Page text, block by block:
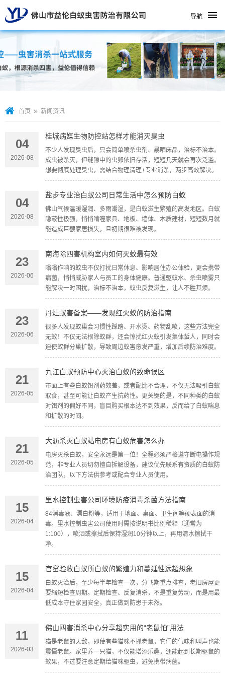
导航
首页 » 新闻资讯
04
2026-08
桂城病媒生物防控站怎样才能消灭臭虫
不少人发现臭虫后，只会简单喷杀虫剂、暴晒床品，治标不治本。
成虫被杀灭，但缝隙中的虫卵依旧存活，短短几天就会再次泛滥。
想要彻底处理臭虫，需结合物理清理+专业消杀，两步高效解决。
04
2026-08
盐步专业治白蚁公司日常生活中怎么预防白蚁
佛山气候温暖湿润、多雨潮湿，是白蚁滋生繁殖的高发地区。白蚁
隐蔽性极强，悄悄啃噬家具、地板、墙体、木质建材，短短数月就
能造成巨额家居损失，且初期很难被发现。
23
2026-06
南海除四害机构室内如何灭蚊最有效
嗡嗡作响的蚊虫不仅打扰日常休息、影响居住办公体验，更会携带
病菌，悄悄威胁家人与员工的身体健康。普通驱蚊水、杀虫喷雾只
能解决一时困扰，治标不治本，蚊虫反复滋生，让人不胜其烦。
23
2026-06
丹灶蚁害备案——发现红火蚁的防治指南
很多人发现蚁巢会习惯性踩踏、开水烫、药物乱喷，这些方法完全
无效！不仅无法根除蚁群，还会惊扰红火蚁引发集体蜇人，同时会
迫使蚁群分巢扩散，导致周边蚁害愈发严重，增加后续防治难度。
21
2026-05
九江白蚁预防中心灭治白蚁的致命误区
市面上有些白蚁饵剂药效差，或者配比不合理，不仅无法吸引白蚁
取食，甚至可能让白蚁产生抗药性。更关键的是，不同种类的白蚁
对饵剂的偏好不同，盲目购买根本达不到效果，反而给了白蚁喘息
和扩散的时间。
21
2026-05
大沥杀灭白蚁站电房有白蚁危害怎么办
电房灭杀白蚁，安全永远是第一位！全程必须严格遵守断电操作规
范，非专业人员切勿擅自拆解设备，建议优先联系有资质的白蚁防
治团队，以下方法供参考或配合专业人员使用。
15
2026-04
里水控制虫害公司环境防疫消毒杀菌方法指南
84消毒液、漂白粉等，适用于地面、桌面、卫生间等硬表面的消
毒。里水控制虫害公司使用时需按说明书比例稀释（通常为
1:100），喷洒或擦拭后保持湿润10分钟以上，再用清水擦拭干
净。
15
2026-04
官窑验收白蚁所白蚁的繁殖力和蔓延性远超想象
白蚁灭治后，至少每半年检查一次，分飞期重点排查，老旧房屋更
要缩短检查周期。定期检查、反复消杀，不是重复劳动，而是用最
低成本守住家园安全，真正做到防患于未然。
11
2026-03
佛山四害消杀中心分享超实用的“老鼠怕”用法
猫是老鼠的天敌，即使有些猫咪不抓老鼠，它们的气味和叫声也能
震慑老鼠。家里养一只猫，不仅能增添乐趣，还能起到长期驱鼠的
效果，不过要注意定期给猫咪驱虫，避免携带病菌。